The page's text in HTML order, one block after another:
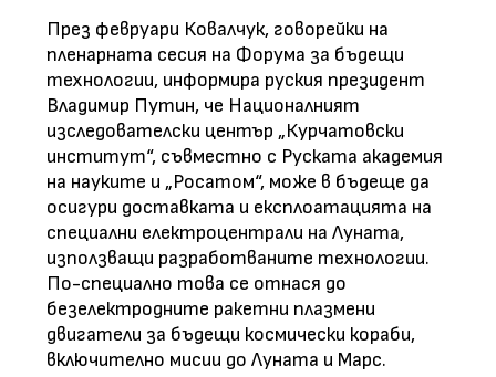
През февруари Ковалчук, говорейки на
пленарната сесия на Форума за бъдещи
технологии, информира руския президент
Владимир Путин, че Националният
изследователски център „Курчатовски
институт“, съвместно с Руската академия
на науките и „Росатом“, може в бъдеще да
осигури доставката и експлоатацията на
специални електроцентрали на Луната,
използващи разработваните технологии.
По-специално това се отнася до
безелектродните ракетни плазмени
двигатели за бъдещи космически кораби,
включително мисии до Луната и Марс.